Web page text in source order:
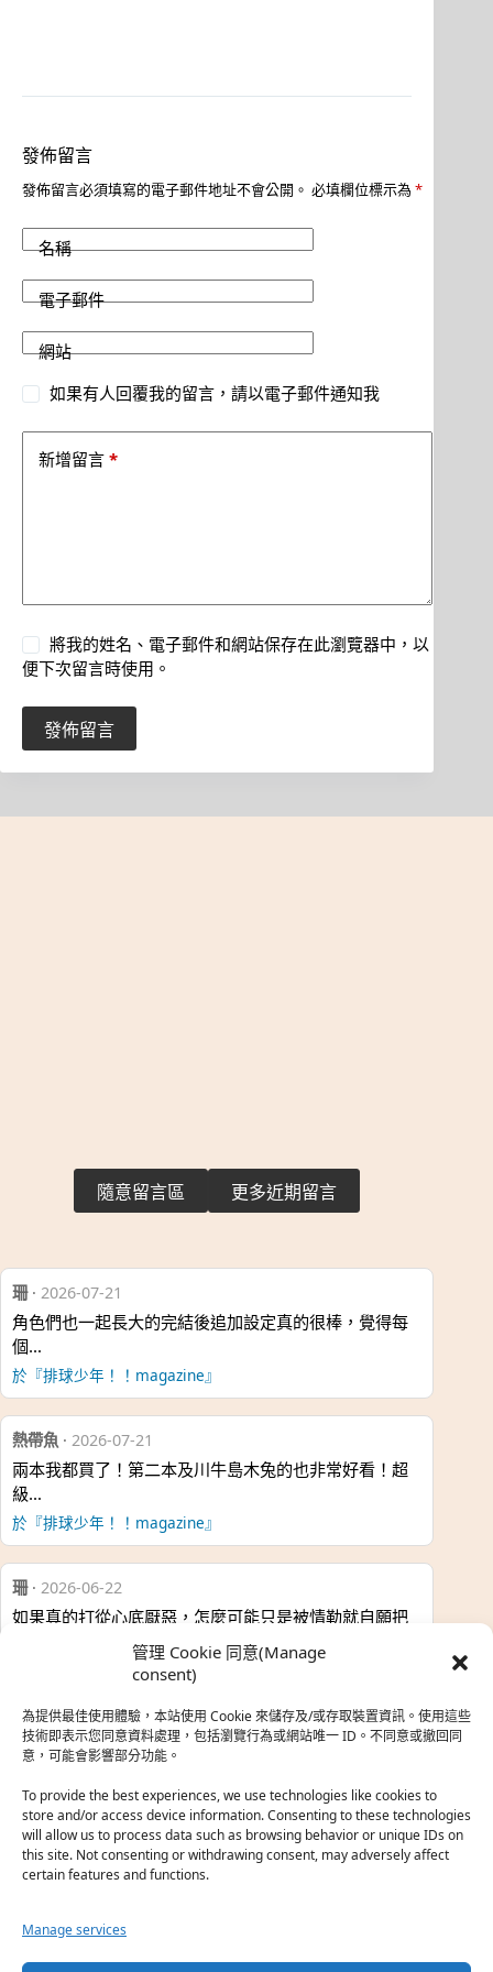
管理 Cookie 同意(Manage
consent)
為提供最佳使用體驗，本站使用 Cookie 來儲存及/或存取裝置資訊。使用這些
技術即表示您同意資料處理，包括瀏覽行為或網站唯一 ID。不同意或撤回同
意，可能會影響部分功能。
To provide the best experiences, we use technologies like cookies to
store and/or access device information. Consenting to these technologies
will allow us to process data such as browsing behavior or unique IDs on
this site. Not consenting or withdrawing consent, may adversely affect
certain features and functions.
Manage services
發佈留言
發佈留言必須填寫的電子郵件地址不會公開。 必填欄位標示為 *
名稱
電子郵件
網站
如果有人回覆我的留言，請以電子郵件通知我
新增留言 *
將我的姓名、電子郵件和網站保存在此瀏覽器中，以
便下次留言時使用。
發佈留言
隨意留言區 更多近期留言
珊· 2026-07-21
角色們也一起長大的完結後追加設定真的很棒，覺得每
個…
於『排球少年！！magazine』
熱帶魚 · 2026-07-21
兩本我都買了！第二本及川牛島木兔的也非常好看！超
級…
於『排球少年！！magazine』
珊· 2026-06-22
如果真的打從心底厭惡，怎麼可能只是被情勒就自願把
熱帶魚·2026-06-22
之前看到網路上有人說灰二自私情勒大家陪他圓夢，但
真…
於『強風吹拂』
珊·2026-06-18
第…
於『白領羽球部』